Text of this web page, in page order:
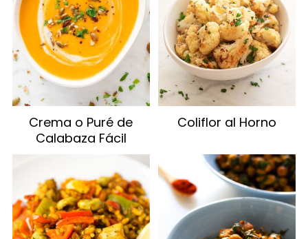
Crema o Puré de
Calabaza Fácil
Coliflor al Horno